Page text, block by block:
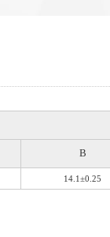
B
14.1±0.25